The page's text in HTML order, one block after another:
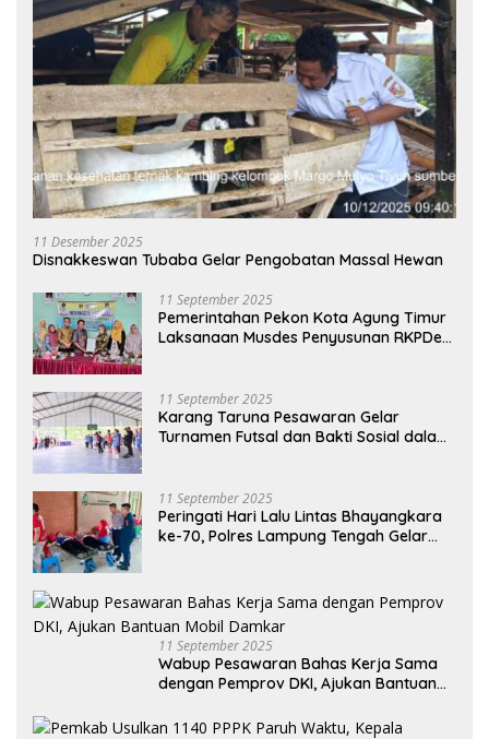
11 Desember 2025
Disnakkeswan Tubaba Gelar Pengobatan Massal Hewan
11 September 2025
Pemerintahan Pekon Kota Agung Timur
Laksanaan Musdes Penyusunan RKPDes
11 September 2025
Karang Taruna Pesawaran Gelar
Turnamen Futsal dan Bakti Sosial dalam
11 September 2025
Peringati Hari Lalu Lintas Bhayangkara
ke-70, Polres Lampung Tengah Gelar
11 September 2025
Wabup Pesawaran Bahas Kerja Sama
dengan Pemprov DKI, Ajukan Bantuan